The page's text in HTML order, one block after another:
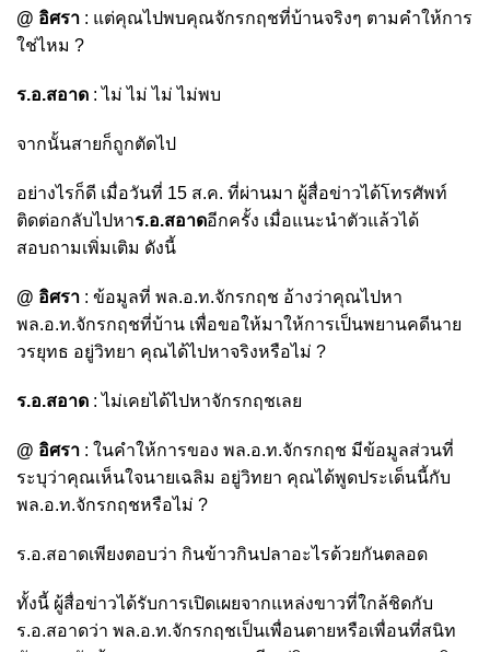
@ อิศรา : แต่คุณไปพบคุณจักรกฤชที่บ้านจริงๆ ตามคำให้การ
ใช่ไหม ?
ร.อ.สอาด : ไม่ ไม่ ไม่ ไม่พบ
จากนั้นสายก็ถูกตัดไป
อย่างไรก็ดี เมื่อวันที่ 15 ส.ค. ที่ผ่านมา ผู้สื่อข่าวได้โทรศัพท์
ติดต่อกลับไปหาร.อ.สอาดอีกครั้ง เมื่อแนะนำตัวแล้วได้
สอบถามเพิ่มเติม ดังนี้
@ อิศรา : ข้อมูลที่ พล.อ.ท.จักรกฤช อ้างว่าคุณไปหา
พล.อ.ท.จักรกฤชที่บ้าน เพื่อขอให้มาให้การเป็นพยานคดีนาย
วรยุทธ อยู่วิทยา คุณได้ไปหาจริงหรือไม่ ?
ร.อ.สอาด : ไม่เคยได้ไปหาจักรกฤชเลย
@ อิศรา : ในคำให้การของ พล.อ.ท.จักรกฤช มีข้อมูลส่วนที่
ระบุว่าคุณเห็นใจนายเฉลิม อยู่วิทยา คุณได้พูดประเด็นนี้กับ
พล.อ.ท.จักรกฤชหรือไม่ ?
ร.อ.สอาดเพียงตอบว่า กินข้าวกินปลาอะไรด้วยกันตลอด
ทั้งนี้ ผู้สื่อข่าวได้รับการเปิดเผยจากแหล่งขาวที่ใกล้ชิดกับ
ร.อ.สอาดว่า พล.อ.ท.จักรกฤชเป็นเพื่อนตายหรือเพื่อนที่สนิท